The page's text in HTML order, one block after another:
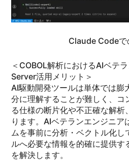
Claude Codeで
＜COBOL解析におけるAIベテ
Server活用メリット＞
AI駆動開発ツールは単体では膨
分に理解することが難しく、コ
る仕様の断片化や不正確な解析
ります。AIベテランエンジニア
ムを事前に分析・ベクトル化し
ルへ必要な情報を的確に提供す
を解決します。